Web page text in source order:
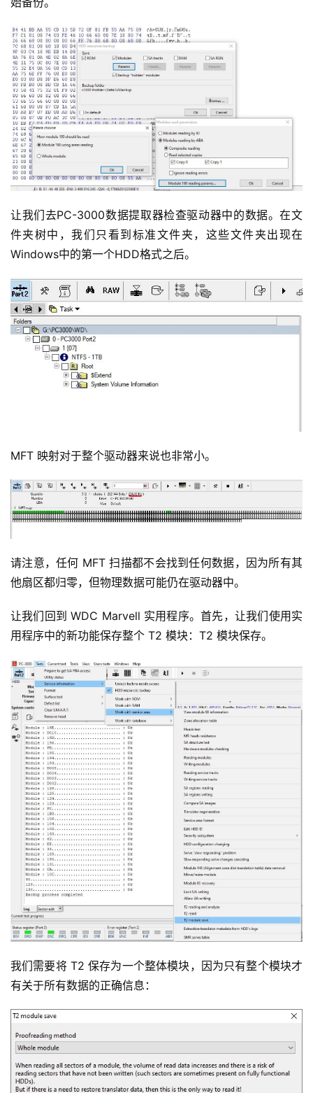
让我们去PC-3000数据提取器检查驱动器中的数据。在文
件夹树中，我们只看到标准文件夹，这些文件夹出现在
Windows中的第一个HDD格式之后。
MFT 映射对于整个驱动器来说也非常小。
请注意，任何 MFT 扫描都不会找到任何数据，因为所有其
他扇区都归零，但物理数据可能仍在驱动器中。
让我们回到 WDC Marvell 实用程序。首先，让我们使用实
用程序中的新功能保存整个 T2 模块：T2 模块保存。
我们需要将 T2 保存为一个整体模块，因为只有整个模块才
有关于所有数据的正确信息：